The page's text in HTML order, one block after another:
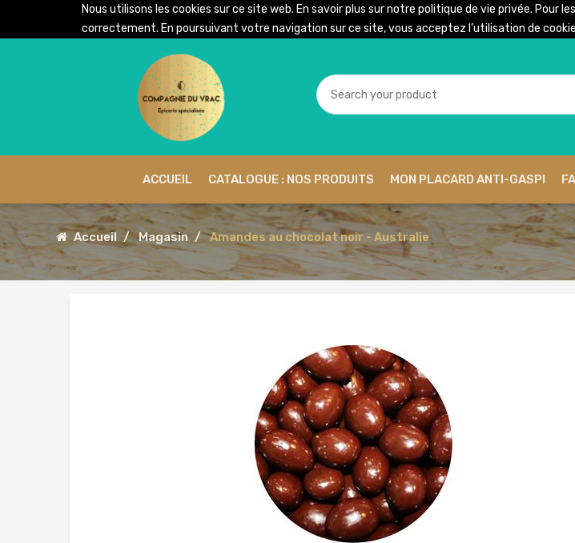
Nous utilisons les cookies sur ce site web. En savoir plus sur notre politique de vie privée. Pour
correctement. En poursuivant votre navigation sur ce site, vous acceptez l’utilisation de
ACCUEIL CATALOGUE : NOS PRODUITS MON PLACARD ANTI-GASPI
Accueil Magasin Amandes au chocolat noir - Australie